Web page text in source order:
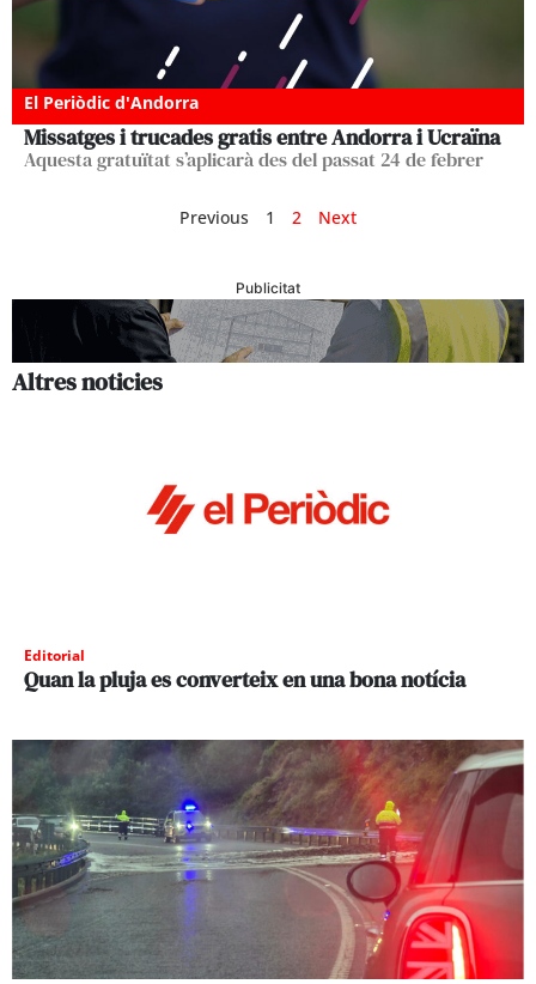
El Periòdic d'Andorra
Missatges i trucades gratis entre Andorra i Ucraïna
Aquesta gratuïtat s’aplicarà des del passat 24 de febrer
Previous 1 2 Next
Publicitat
Altres noticies
Editorial
Quan la pluja es converteix en una bona notícia